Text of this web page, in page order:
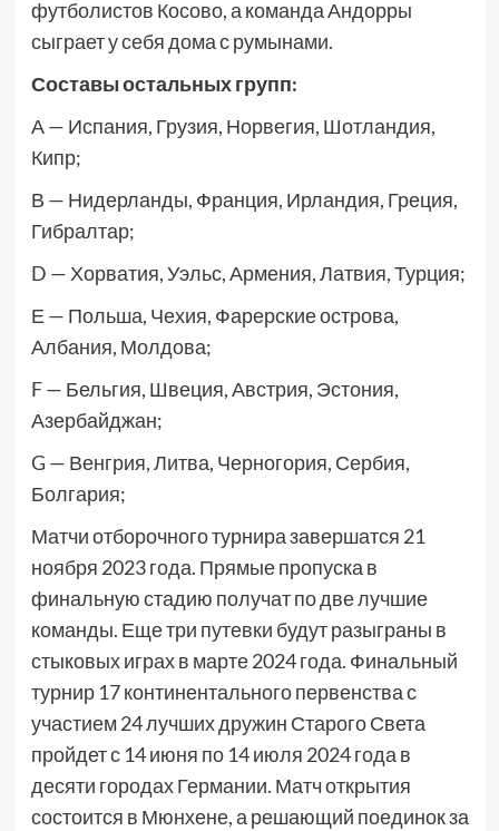
футболистов Косово, а команда Андорры
сыграет у себя дома с румынами.
Составы остальных групп:
А — Испания, Грузия, Норвегия, Шотландия,
Кипр;
В — Нидерланды, Франция, Ирландия, Греция,
Гибралтар;
D — Хорватия, Уэльс, Армения, Латвия, Турция;
Е — Польша, Чехия, Фарерские острова,
Албания, Молдова;
F — Бельгия, Швеция, Австрия, Эстония,
Азербайджан;
G — Венгрия, Литва, Черногория, Сербия,
Болгария;
Матчи отборочного турнира завершатся 21
ноября 2023 года. Прямые пропуска в
финальную стадию получат по две лучшие
команды. Еще три путевки будут разыграны в
стыковых играх в марте 2024 года. Финальный
турнир 17 континентального первенства с
участием 24 лучших дружин Старого Света
пройдет с 14 июня по 14 июля 2024 года в
десяти городах Германии. Матч открытия
состоится в Мюнхене, а решающий поединок за